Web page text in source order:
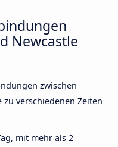
Newcastle
zwischen
verschiedenen Zeiten
mit mehr als 2